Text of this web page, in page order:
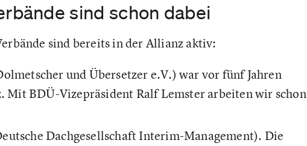
sind schon dabei
sind bereits in der Allianz aktiv:
und Übersetzer e.V.) war vor fünf Jahren
Mit BDÜ-Vizepräsident Ralf Lemster arbeiten wir schon
Dachgesellschaft Interim-Management). Die